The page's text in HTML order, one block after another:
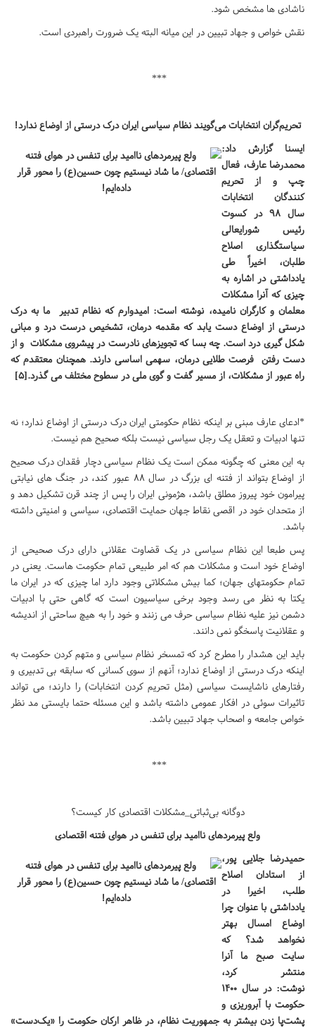
ناشادی ها مشخص شود.
نقش خواص و جهاد تبیین در این میانه البته یک ضرورت راهبردی است.
***
تحریم‌گران انتخابات می‌گویند نظام سیاسی ایران درک درستی از اوضاع ندارد!
ایسنا گزارش داد:
محمدرضا عارف، فعال
چپ و از تحریم
کنندگان انتخابات
سال 98 در کسوت
رئیس شورایعالی
سیاستگذاری اصلاح
طلبان، اخیراً طی
یادداشتی در اشاره به
چیزی که آنرا مشکلات
معلمان و کارگران نامیده، نوشته است: امیدوارم که نظام تدبیر ما به درک
درستی از اوضاع دست یابد که مقدمه درمان، تشخیص درست درد و مبانی
شکل گیری درد است. چه بسا که تجویزهای نادرست در پیشروی مشکلات و از
دست رفتن فرصت طلایی درمان، سهمی اساسی دارند. همچنان معتقدم که
راه عبور از مشکلات، از مسیر گفت و گوی ملی در سطوح مختلف می گذرد.[5]
*ادعای عارف مبنی بر اینکه نظام حکومتی ایران درک درستی از اوضاع ندارد؛ نه
تنها ادبیات و تعقل یک رجل سیاسی نیست بلکه صحیح هم نیست.
به این معنی که چگونه ممکن است یک نظام سیاسی دچار فقدان درک صحیح
از اوضاع بتواند از فتنه ای بزرگ در سال 88 عبور کند، در جنگ های نیابتی
پیرامون خود پیروز مطلق باشد، هژمونی ایران را پس از چند قرن تشکیل دهد و
از متحدان خود در اقصی نقاط جهان حمایت اقتصادی، سیاسی و امنیتی داشته
باشد.
پس طبعا این نظام سیاسی در یک قضاوت عقلانی دارای درک صحیحی از
اوضاع خود است و مشکلات هم که امر طبیعی تمام حکومت هاست. یعنی در
تمام حکومتهای جهان؛ کما بیش مشکلاتی وجود دارد اما چیزی که در ایران ما
یکتا به نظر می رسد وجود برخی سیاسیون است که گاهی حتی با ادبیات
دشمن نیز علیه نظام سیاسی حرف می زنند و خود را به هیچ ساحتی از اندیشه
و عقلانیت پاسخگو نمی دانند.
باید این هشدار را مطرح کرد که تمسخر نظام سیاسی و متهم کردن حکومت به
اینکه درک درستی از اوضاع ندارد؛ آنهم از سوی کسانی که سابقه بی تدبیری و
رفتارهای ناشایست سیاسی (مثل تحریم کردن انتخابات) را دارند؛ می تواند
تاثیرات سوئی در افکار عمومی داشته باشد و این مسئله حتما بایستی مد نظر
خواص جامعه و اصحاب جهاد تبیین باشد.
***
دوگانه بی‌ثباتی_مشکلات اقتصادی کار کیست؟
ولع پیرمردهای ناامید برای تنفس در هوای فتنه اقتصادی
حمیدرضا جلایی پور،
از استادان اصلاح
طلب، اخیرا در
یادداشتی با عنوان چرا
اوضاع امسال بهتر
نخواهد شد؟ که
سایت صبح ما آنرا
منتشر کرد،
نوشت: در سال ۱۴۰۰
حکومت با آبروریزی و
پشت‌پا زدن بیشتر به جمهوریت نظام، در ظاهر ارکان حکومت را «یک‌دست»